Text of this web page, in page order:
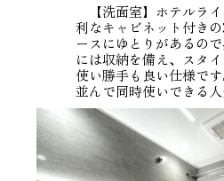
【洗面室】ホテルライ
利なキャビネット付き
ースにゆとりがあるの
には収納を備え、スタ
使い勝手も良い仕様で
並んで同時使いできる